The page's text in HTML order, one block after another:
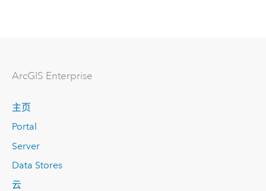
ArcGIS Enterprise
主页
Portal
Server
Data Stores
云